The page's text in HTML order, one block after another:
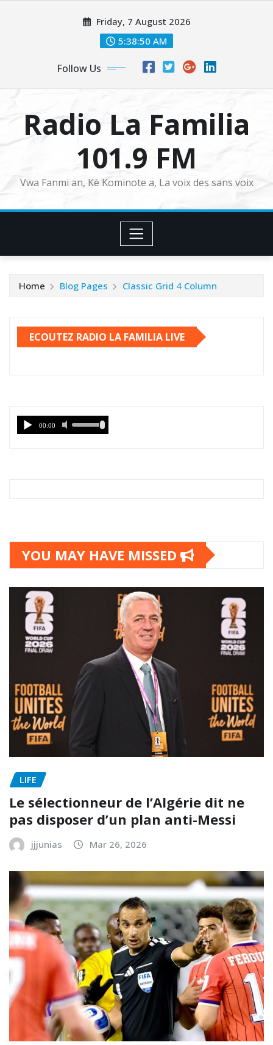
Friday, 7 August 2026
5:38:51 AM
Follow Us
Radio La Familia
101.9 FM
Vwa Fanmi an, Kè Kominote a, La voix des sans voix
Home Blog Pages Classic Grid 4 Column
ECOUTEZ RADIO LA FAMILIA LIVE
YOU MAY HAVE MISSED
LIFE
Le sélectionneur de l’Algérie dit ne
pas disposer d’un plan anti-Messi
jjjunias Mar 26, 2026